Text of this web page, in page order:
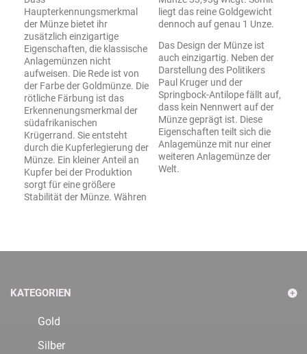
Haupterkennungsmerkmal
der Münze bietet ihr
zusätzlich einzigartige
Eigenschaften, die klassische
Anlagemünzen nicht
aufweisen. Die Rede ist von
der Farbe der Goldmünze. Die
rötliche Färbung ist das
Erkennenungsmerkmal der
südafrikanischen
Krügerrand. Sie entsteht
durch die Kupferlegierung der
Münze. Ein kleiner Anteil an
Kupfer bei der Produktion
sorgt für eine größere
Stabilität der Münze. Währen
liegt das reine Goldgewicht
dennoch auf genau 1 Unze.
Das Design der Münze ist
auch einzigartig. Neben der
Darstellung des Politikers
Paul Kruger und der
Springbock-Antilope fällt auf,
dass kein Nennwert auf der
Münze geprägt ist. Diese
Eigenschaften teilt sich die
Anlagemünze mit nur einer
weiteren Anlagemünze der
Welt.
KATEGORIEN
Gold
Silber